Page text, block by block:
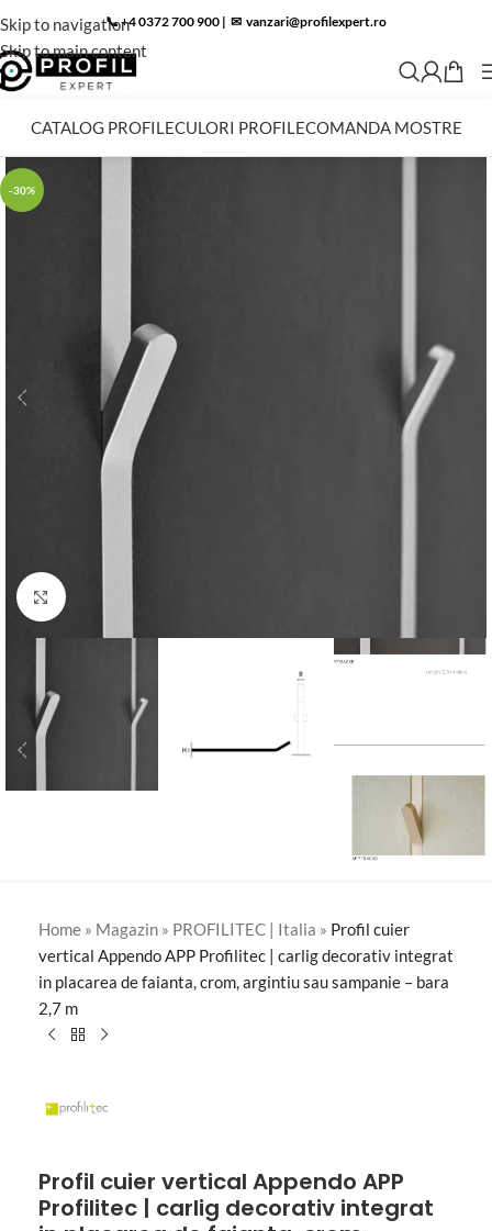
Skip to navigation
Skip to main content
📞 +4 0372 700 900 | ✉︎ vanzari@profilexpert.ro
CATALOG PROFILECULORI PROFILECOMANDA MOSTRE
-30%
Click to enlarge
Home » Magazin » PROFILITEC | Italia » Profil cuier
vertical Appendo APP Profilitec | carlig decorativ integrat
in placarea de faianta, crom, argintiu sau sampanie – bara
2,7 m
Profil cuier vertical Appendo APP
Profilitec | carlig decorativ integrat